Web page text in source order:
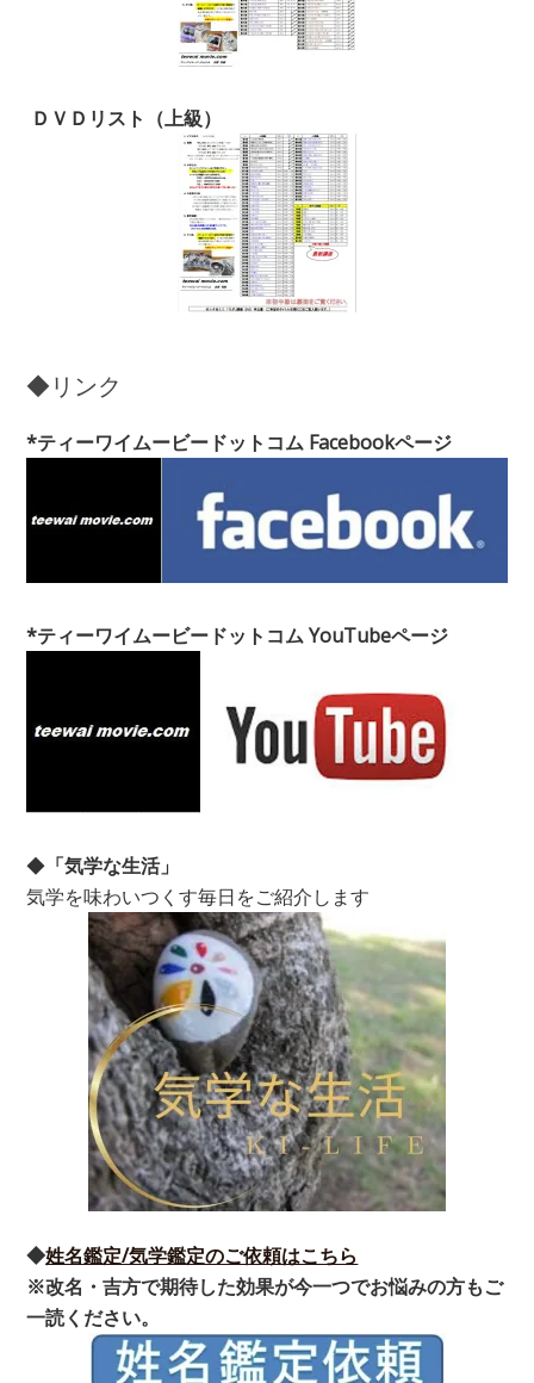
ＤＶＤリスト（上級）
◆リンク
*ティーワイムービードットコム Facebookページ
*ティーワイムービードットコム YouTubeページ
◆ 「気学な生活」
気学を味わいつくす毎日をご紹介します
◆姓名鑑定/気学鑑定のご依頼はこちら
※改名・吉方で期待した効果が今一つでお悩みの方もご
一読ください。